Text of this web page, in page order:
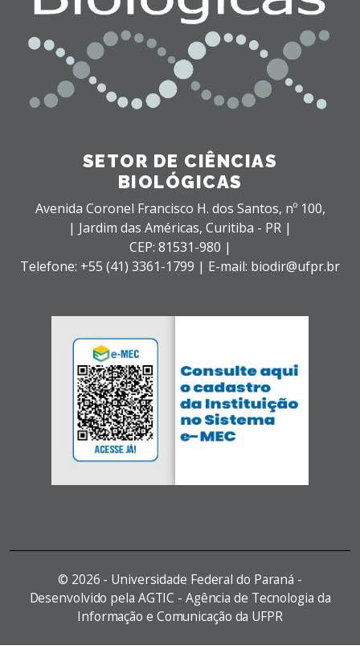
SETOR DE CIÊNCIAS
BIOLÓGICAS
Avenida Coronel Francisco H. dos Santos, nº 100,
| Jardim das Américas, Curitiba - PR |
CEP: 81531-980 |
Telefone: +55 (41) 3361-1799 | E-mail: biodir@ufpr.br
© 2026 - Universidade Federal do Paraná -
Desenvolvido pela AGTIC - Agência de Tecnologia da
Informação e Comunicação da UFPR